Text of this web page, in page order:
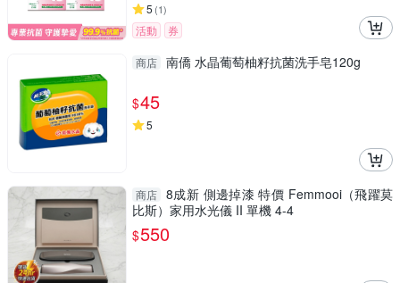
5 (1)
活動 券
商店 南僑 水晶葡萄柚籽抗菌洗手皂120g
$45
5
商店 8成新 側邊掉漆 特價 Femmooi（飛躍莫
比斯）家用水光儀 II 單機 4-4
$550